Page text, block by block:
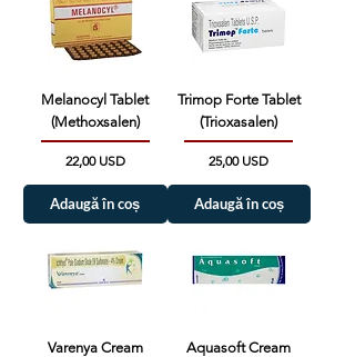
Melanocyl Tablet
(Methoxsalen)
Preț
22,00 USD
Adaugă în coș
Trimop Forte Tablet
(Trioxasalen)
Preț
25,00 USD
Adaugă în coș
Varenya Cream
Aquasoft Cream